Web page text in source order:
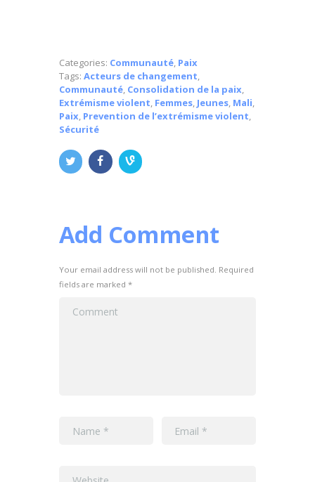
Categories: Communauté, Paix
Tags: Acteurs de changement,
Communauté, Consolidation de la paix,
Extrémisme violent, Femmes, Jeunes, Mali,
Paix, Prevention de l’extrémisme violent,
Sécurité
Add Comment
Your email address will not be published. Required
fields are marked *